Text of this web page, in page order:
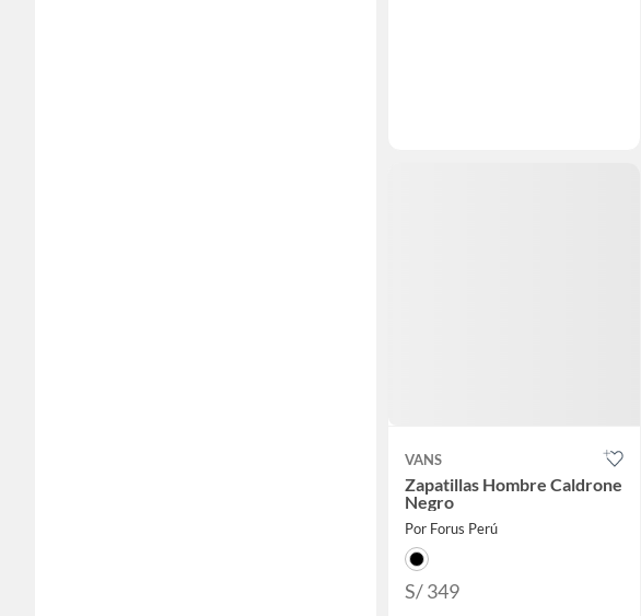
VANS
Zapatillas Hombre Caldrone
Negro
Por Forus Perú
S/ 349